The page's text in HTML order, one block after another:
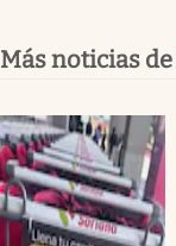
Más noticias de